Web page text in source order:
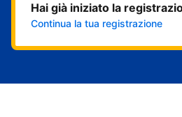
Hai già iniziato la
Continua la tua registrazione